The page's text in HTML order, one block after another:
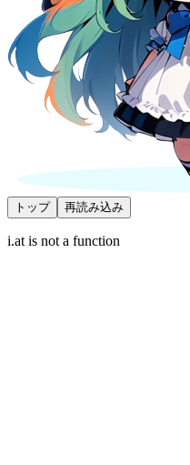
トップ 再読み込み
i.at is not a function